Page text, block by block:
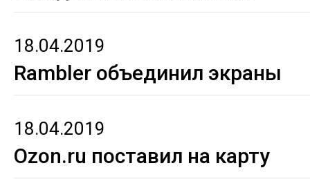
18.04.2019
Rambler объединил экраны
18.04.2019
Ozon.ru поставил на карту